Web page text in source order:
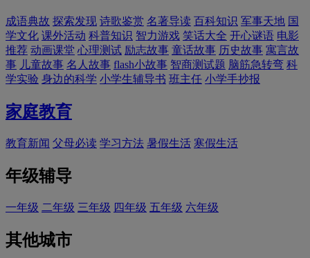
成语典故 探索发现 诗歌鉴赏 名著导读 百科知识 军事天地 国
学文化 课外活动 科普知识 智力游戏 笑话大全 开心谜语 电影
推荐 动画课堂 心理测试 励志故事 童话故事 历史故事 寓言故
事 儿童故事 名人故事 flash小故事 智商测试题 脑筋急转弯 科
学实验 身边的科学 小学生辅导书 班主任 小学手抄报
家庭教育
教育新闻 父母必读 学习方法 暑假生活 寒假生活
年级辅导
一年级 二年级 三年级 四年级 五年级 六年级
其他城市